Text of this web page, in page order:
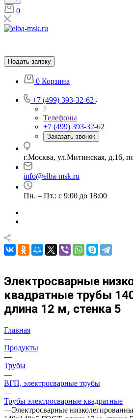
0
Подать заявку
0 Корзина
+7 (499) 393-32-62
Телефоны
+7 (499) 393-32-62
Заказать звонок
г.Москва, ул.Митинская, д.16,
info@elba-msk.ru
Пн. – Пт.: с 9:00 до 18:00
Электросварные
квадратные трубы
длина 12 м, стенка 5
Главная
—
Продукты
—
Трубы
—
ВГП, электросварные трубы
—
Трубы электросварные квадратные
—Электросварные